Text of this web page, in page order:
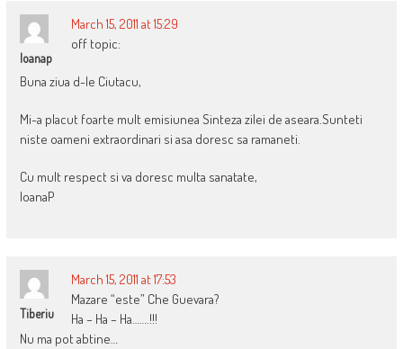
Ioanap
March 15, 2011 at 15:29
off topic:
Buna ziua d-le Ciutacu,
Mi-a placut foarte mult emisiunea Sinteza zilei de aseara.Sunteti
niste oameni extraordinari si asa doresc sa ramaneti.
Cu mult respect si va doresc multa sanatate,
IoanaP
Tiberiu
March 15, 2011 at 17:53
Mazare “este” Che Guevara?
Ha – Ha – Ha…….!!!
Nu ma pot abtine…